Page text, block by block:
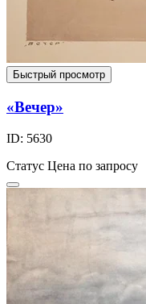
Быстрый просмотр
«Вечер»
ID: 5630
Статус Цена по запросу